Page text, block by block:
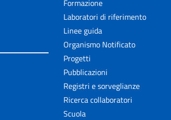
Formazione
Laboratori di riferimento
Linee guida
Organismo Notificato
Progetti
Pubblicazioni
Registri e sorveglianze
Ricerca collaboratori
Scuola